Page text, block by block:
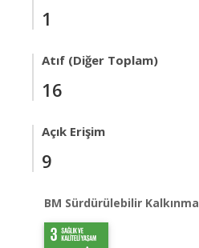
1
Atıf (Diğer Toplam)
16
Açık Erişim
9
BM Sürdürülebilir